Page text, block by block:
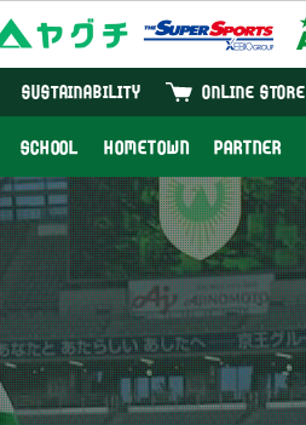
ONLINE STORE
SUSTAINABILITY
SCHOOL HOMETOWN PARTNER